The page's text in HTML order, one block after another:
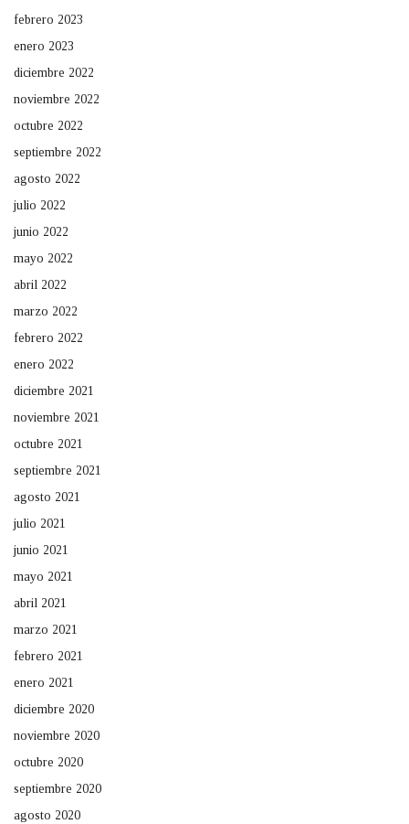
febrero 2023
enero 2023
diciembre 2022
noviembre 2022
octubre 2022
septiembre 2022
agosto 2022
julio 2022
junio 2022
mayo 2022
abril 2022
marzo 2022
febrero 2022
enero 2022
diciembre 2021
noviembre 2021
octubre 2021
septiembre 2021
agosto 2021
julio 2021
junio 2021
mayo 2021
abril 2021
marzo 2021
febrero 2021
enero 2021
diciembre 2020
noviembre 2020
octubre 2020
septiembre 2020
agosto 2020